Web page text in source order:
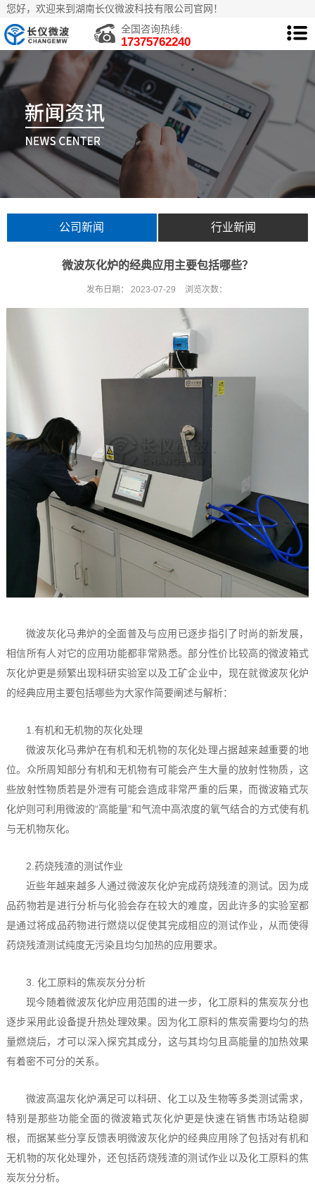
您好，欢迎来到湖南长仪微波科技有限公司官网！
全国咨询热线:
17375762240
公司新闻 行业新闻
微波灰化炉的经典应用主要包括哪些？
发布日期： 2023-07-29 浏览次数：
微波灰化马弗炉的全面普及与应用已逐步指引了时尚的新发展，
相信所有人对它的应用功能都非常熟悉。部分性价比较高的微波箱式
灰化炉更是频繁出现科研实验室以及工矿企业中，现在就微波灰化炉
的经典应用主要包括哪些为大家作简要阐述与解析：
1.有机和无机物的灰化处理
微波灰化马弗炉在有机和无机物的灰化处理占据越来越重要的地
位。众所周知部分有机和无机物有可能会产生大量的放射性物质，这
些放射性物质若是外泄有可能会造成非常严重的后果，而微波箱式灰
化炉则可利用微波的“高能量”和气流中高浓度的氧气结合的方式使有机
与无机物灰化。
2.药烧残渣的测试作业
近些年越来越多人通过微波灰化炉完成药烧残渣的测试。因为成
品药物若是进行分析与化验会存在较大的难度，因此许多的实验室都
是通过将成品药物进行燃烧以促使其完成相应的测试作业，从而使得
药烧残渣测试纯度无污染且均匀加热的应用要求。
3. 化工原料的焦炭灰分分析
现今随着微波灰化炉应用范围的进一步，化工原料的焦炭灰分也
逐步采用此设备提升热处理效果。因为化工原料的焦炭需要均匀的热
量燃烧后，才可以深入探究其成分，这与其均匀且高能量的加热效果
有着密不可分的关系。
微波高温灰化炉满足可以科研、化工以及生物等多类测试需求，
特别是那些功能全面的微波箱式灰化炉更是快速在销售市场站稳脚
根，而据某些分享反馈表明微波灰化炉的经典应用除了包括对有机和
无机物的灰化处理外，还包括药烧残渣的测试作业以及化工原料的焦
炭灰分分析。